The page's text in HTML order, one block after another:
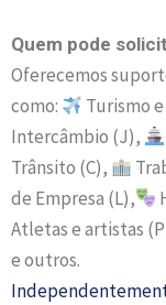
Quem pode
Oferecemos
como:
Turismo
Intercâmbio (J),
Trânsito (C),
de Empresa (L),
Atletas e artistas
eoutros.